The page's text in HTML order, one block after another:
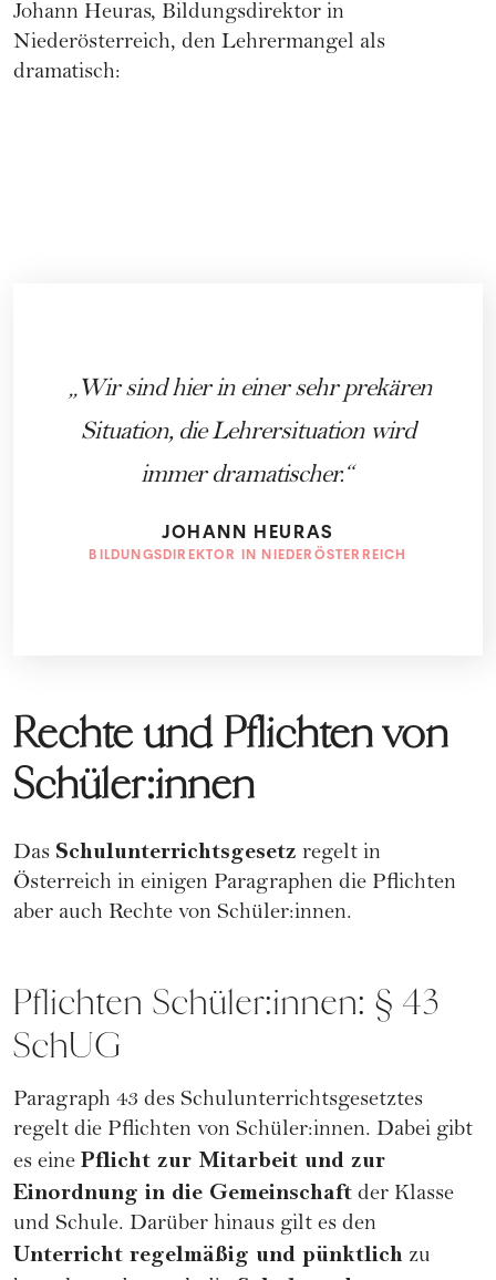
Johann Heuras, Bildungsdirektor in
Niederösterreich, den Lehrermangel als
dramatisch:
Wir sind hier in einer sehr prekären
Situation, die Lehrersituation wird
immer dramatischer.
JOHANN HEURAS
BILDUNGSDIREKTOR IN NIEDERÖSTERREICH
Rechte und Pflichten von
Schüler:innen
Das Schulunterrichtsgesetz regelt in
Österreich in einigen Paragraphen die Pflichten
aber auch Rechte von Schüler:innen.
Pflichten Schüler:innen: § 43
SchUG
Paragraph 43 des Schulunterrichtsgesetztes
regelt die Pflichten von Schüler:innen. Dabei gibt
es eine Pflicht zur Mitarbeit und zur
Einordnung in die Gemeinschaft der Klasse
und Schule. Darüber hinaus gilt es den
Unterricht regelmäßig und pünktlich zu